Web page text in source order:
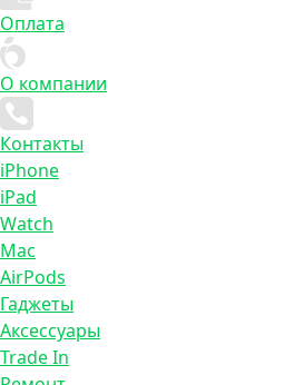
Оплата
О компании
Контакты
iPhone
iPad
Watch
Mac
AirPods
Гаджеты
Аксессуары
Trade In